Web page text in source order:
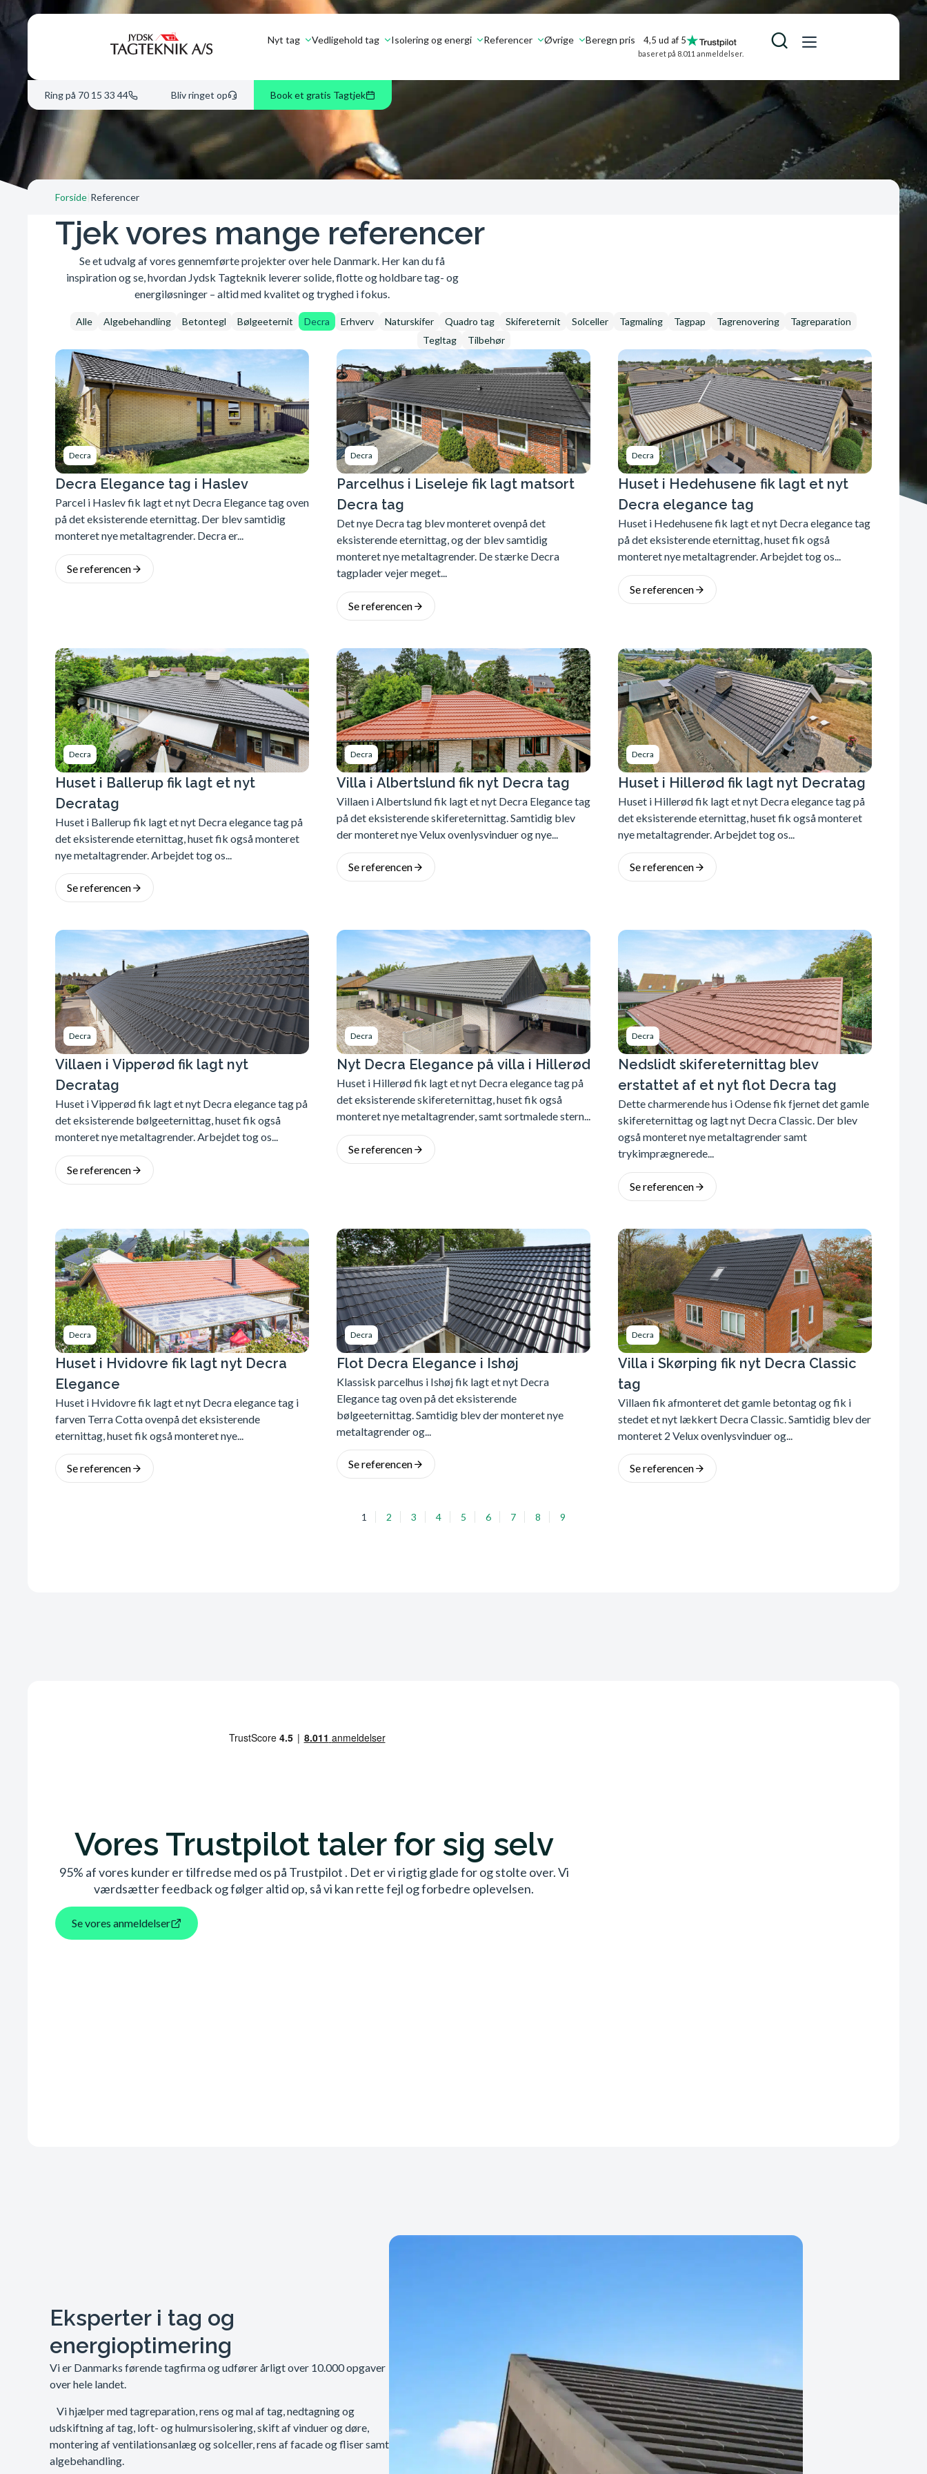
Ring på 70 15 33 44 Bliv ringet op Book et gratis Tagtjek
Nyt tag Vedligehold tag Isolering og energi Referencer Øvrige Beregn pris 4,5 ud af 5
baseret på 8.011 anmeldelser.
Forside Referencer
Tjek vores mange referencer
Se et udvalg af vores gennemførte projekter over hele Danmark. Her kan du få
inspiration og se, hvordan Jydsk Tagteknik leverer solide, flotte og holdbare tag- og
energiløsninger – altid med kvalitet og tryghed i fokus.
Algebehandling Betontegl Bølgeeternit Decra Erhverv Naturskifer Quadro tag Skifereternit Solceller Tagmaling Tagpap Tagrenovering
Tagreparation
Tegltag
Tilbehør
Alle
Decra
Decra Elegance tag i Haslev
Parcel i Haslev fik lagt et nyt Decra Elegance tag oven
på det eksisterende eternittag. Der blev samtidig
monteret nye metaltagrender. Decra er...
Se referencen
Decra
Parcelhus i Liseleje fik lagt matsort
Decra tag
Det nye Decra tag blev monteret ovenpå det
eksisterende eternittag, og der blev samtidig
monteret nye metaltagrender. De stærke Decra
tagplader vejer meget...
Se referencen
Decra
Huset i Hedehusene fik lagt et nyt
Decra elegance tag
Huset i Hedehusene fik lagt et nyt Decra elegance tag
på det eksisterende eternittag, huset fik også
monteret nye metaltagrender. Arbejdet tog os...
Se referencen
Decra
Huset i Ballerup fik lagt et nyt
Decratag
Huset i Ballerup fik lagt et nyt Decra elegance tag på
det eksisterende eternittag, huset fik også monteret
nye metaltagrender. Arbejdet tog os...
Se referencen
Decra
Villa i Albertslund fik nyt Decra tag
Villaen i Albertslund fik lagt et nyt Decra Elegance tag
på det eksisterende skifereternittag. Samtidig blev
der monteret nye Velux ovenlysvinduer og nye...
Se referencen
Decra
Huset i Hillerød fik lagt nyt Decratag
Huset i Hillerød fik lagt et nyt Decra elegance tag på
det eksisterende eternittag, huset fik også monteret
nye metaltagrender. Arbejdet tog os...
Se referencen
Decra
Villaen i Vipperød fik lagt nyt
Decratag
Huset i Vipperød fik lagt et nyt Decra elegance tag på
det eksisterende bølgeeternittag, huset fik også
monteret nye metaltagrender. Arbejdet tog os...
Se referencen
Decra
Nyt Decra Elegance på villa i Hillerød
Huset i Hillerød fik lagt et nyt Decra elegance tag på
det eksisterende skifereternittag, huset fik også
monteret nye metaltagrender, samt sortmalede stern...
Se referencen
Decra
Nedslidt skifereternittag blev
erstattet af et nyt flot Decra tag
Dette charmerende hus i Odense fik fjernet det gamle
skifereternittag og lagt nyt Decra Classic. Der blev
også monteret nye metaltagrender samt
trykimprægnerede...
Se referencen
Decra
Huset i Hvidovre fik lagt nyt Decra
Elegance
Huset i Hvidovre fik lagt et nyt Decra elegance tag i
farven Terra Cotta ovenpå det eksisterende
eternittag, huset fik også monteret nye...
Se referencen
Decra
Flot Decra Elegance i Ishøj
Klassisk parcelhus i Ishøj fik lagt et nyt Decra
Elegance tag oven på det eksisterende
bølgeeternittag. Samtidig blev der monteret nye
metaltagrender og...
Se referencen
Decra
Villa i Skørping fik nyt Decra Classic
tag
Villaen fik afmonteret det gamle betontag og fik i
stedet et nyt lækkert Decra Classic. Samtidig blev der
monteret 2 Velux ovenlysvinduer og...
Se referencen
1 2 3 4 5 6 7 8 9
Vores Trustpilot taler for sig selv
95% af vores kunder er tilfredse med os på Trustpilot . Det er vi rigtig glade for og stolte over. Vi
værdsætter feedback og følger altid op, så vi kan rette fejl og forbedre oplevelsen.
Se vores anmeldelser
Eksperter i tag og
energioptimering
Vi er Danmarks førende tagfirma og udfører årligt over 10.000 opgaver
over hele landet.
Vi hjælper med tagreparation, rens og mal af tag, nedtagning og
udskiftning af tag, loft- og hulmursisolering, skift af vinduer og døre,
montering af ventilationsanlæg og solceller, rens af facade og fliser samt
algebehandling.